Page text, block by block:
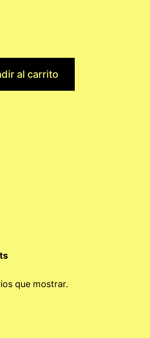
al carrito
que mostrar.